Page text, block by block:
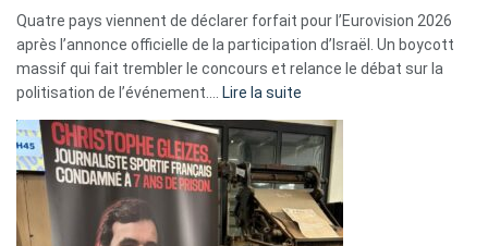
Quatre pays viennent de déclarer forfait pour l’Eurovision 2026
après l’annonce officielle de la participation d’Israël. Un boycott
massif qui fait trembler le concours et relance le débat sur la
politisation de l’événement.… Lire la suite
Boycott
Eurovision
2026
:
Pays-
Bas,